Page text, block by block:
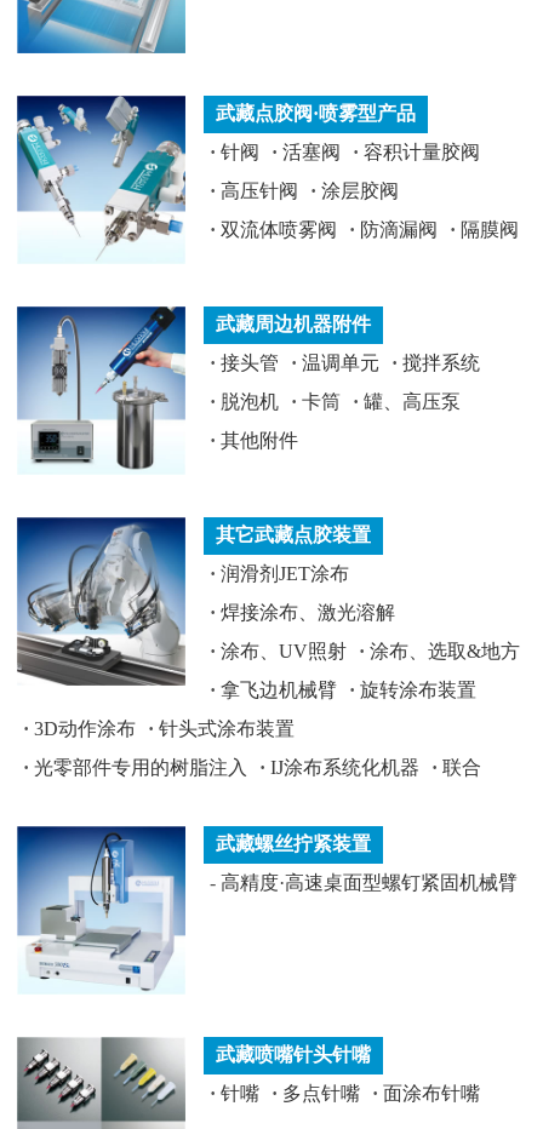
武藏点胶阀·喷雾型产品
· 针阀 · 活塞阀 · 容积计量胶阀
· 高压针阀 · 涂层胶阀
· 双流体喷雾阀 · 防滴漏阀 · 隔膜阀
武藏周边机器附件
· 接头管 · 温调单元 · 搅拌系统
· 脱泡机 · 卡筒 · 罐、高压泵
· 其他附件
其它武藏点胶装置
· 润滑剂JET涂布
· 焊接涂布、激光溶解
· 涂布、UV照射 · 涂布、选取&地方
· 拿飞边机械臂 · 旋转涂布装置
· 3D动作涂布 · 针头式涂布装置
· 光零部件专用的树脂注入 · IJ涂布系统化机器 · 联合
武藏螺丝拧紧装置
- 高精度·高速桌面型螺钉紧固机械臂
武藏喷嘴针头针嘴
· 针嘴 · 多点针嘴 · 面涂布针嘴